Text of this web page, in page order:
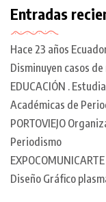
Entradas
Hace 23 años
Disminuyen casos
EDUCACIÓN .
Académicas de
PORTOVIEJO
Periodismo
EXPOCOMUNICARTE
Diseño Gráfico